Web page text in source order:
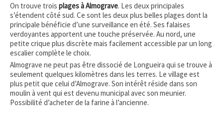
On trouve trois plages à Almograve. Les deux principales
s’étendent côté sud. Ce sont les deux plus belles plages dont la
principale bénéficie d’une surveillance en été. Ses falaises
verdoyantes apportent une touche préservée. Au nord, une
petite crique plus discrète mais facilement accessible par un long
escalier complète le choix.
Almograve ne peut pas être dissocié de Longueira qui se trouve à
seulement quelques kilomètres dans les terres. Le village est
plus petit que celui d’Almograve. Son intérêt réside dans son
moulin à vent qui est devenu municipal avec son meunier.
Possibilité d’acheter de la farine à l’ancienne.